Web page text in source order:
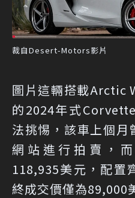
裁自Desert-Motors影片
圖片這輛搭載Arctic
的2024年式
法挑惕，該車上個
網站進行拍賣，
118,935美元，配置
終成交價僅為89,000